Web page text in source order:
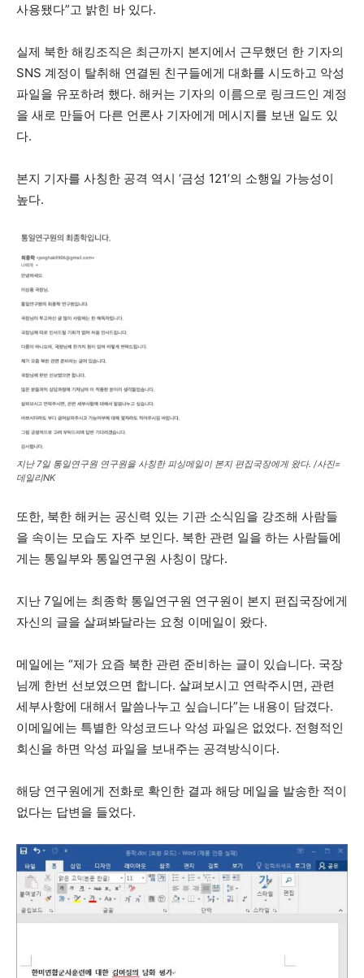
사용됐다”고 밝힌 바 있다.
실제 북한 해킹조직은 최근까지 본지에서 근무했던 한 기자의
SNS 계정이 탈취해 연결된 친구들에게 대화를 시도하고 악성
파일을 유포하려 했다. 해커는 기자의 이름으로 링크드인 계정
을 새로 만들어 다른 언론사 기자에게 메시지를 보낸 일도 있
다.
본지 기자를 사칭한 공격 역시 ‘금성 121’의 소행일 가능성이
높다.
지난 7일 통일연구원 연구원을 사칭한 피싱메일이 본지 편집국장에게 왔다. /사진=
데일리NK
또한, 북한 해커는 공신력 있는 기관 소식임을 강조해 사람들
을 속이는 모습도 자주 보인다. 북한 관련 일을 하는 사람들에
게는 통일부와 통일연구원 사칭이 많다.
지난 7일에는 최종학 통일연구원 연구원이 본지 편집국장에게
자신의 글을 살펴봐달라는 요청 이메일이 왔다.
메일에는 “제가 요즘 북한 관련 준비하는 글이 있습니다. 국장
님께 한번 선보였으면 합니다. 살펴보시고 연락주시면, 관련
세부사항에 대해서 말씀나누고 싶습니다”는 내용이 담겼다.
이메일에는 특별한 악성코드나 악성 파일은 없었다. 전형적인
회신을 하면 악성 파일을 보내주는 공격방식이다.
해당 연구원에게 전화로 확인한 결과 해당 메일을 발송한 적이
없다는 답변을 들었다.